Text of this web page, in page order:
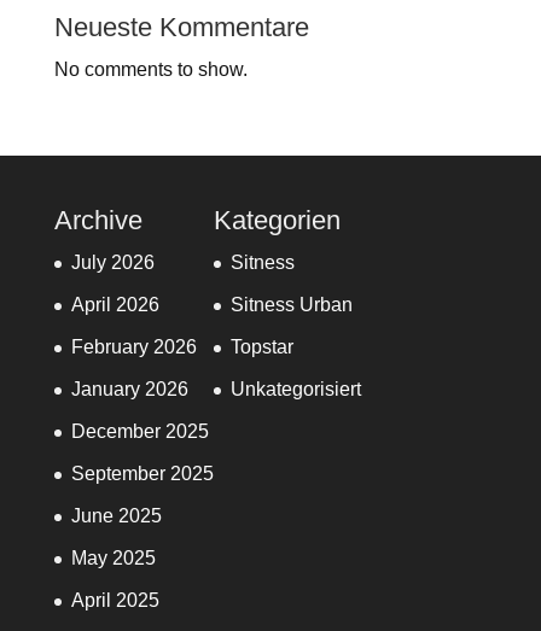
Neueste Kommentare
No comments to show.
Archive
July 2026
April 2026
February 2026
January 2026
December 2025
September 2025
June 2025
May 2025
April 2025
Kategorien
Sitness
Sitness Urban
Topstar
Unkategorisiert